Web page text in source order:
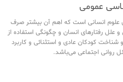
عمومی
علوم انسانی است که اهم آن بیشتر صرف
رفتارهای انسان و چگونگی استفاده از
کودکان عادی و استثنائی و کاربرد
روانی اجتماعی می‌باشد.